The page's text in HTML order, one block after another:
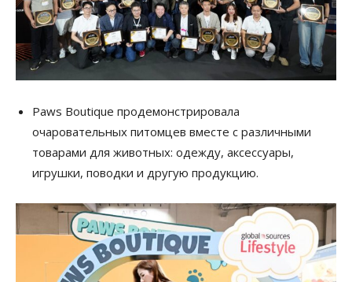
Paws Boutique продемонстрировала
очаровательных питомцев вместе с различными
товарами для животных: одежду, аксессуары,
игрушки, поводки и другую продукцию.